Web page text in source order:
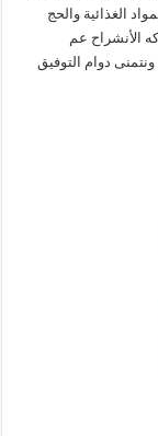
الغذائية والحج
الأنشراح عم
دوام التوفيق